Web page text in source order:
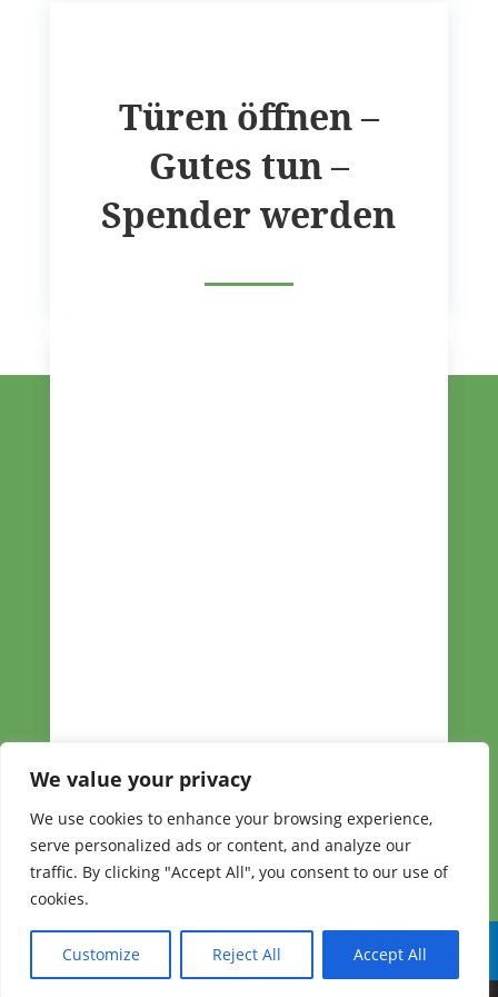
We value your privacy
We use cookies to enhance your browsing experience,
serve personalized ads or content, and analyze our
traffic. By clicking "Accept All", you consent to our use of
cookies.
Customize Reject All Accept All
Türen öffnen –
Gutes tun –
Spender werden
IMPRESSUM DATENSCHUTZ KONTAKT